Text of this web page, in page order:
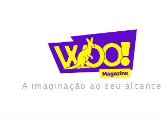
A imaginação ao seu alcance